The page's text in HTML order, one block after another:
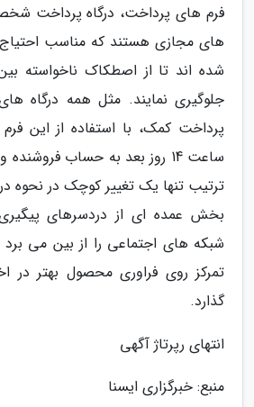
فرم های پرداخت، درگاه پرداخت
های مجازی هستند که مناسب
شده اند تا از اصطکاک ناخواسته
جلوگیری نمایند. مثل همه درگاه
پرداخت کمک، با استفاده از این
ساعت 14 روز بعد به حساب
ترتیب تنها یک تغییر کوچک در نحوه
بخش عمده ای از دردسرهای
شبکه های اجتماعی را از بین می
تمرکز روی فراوری محصول بهتر در
گذارد.
انتهای رپرتاژ آگهی
منبع: خبرگزاری ایسنا